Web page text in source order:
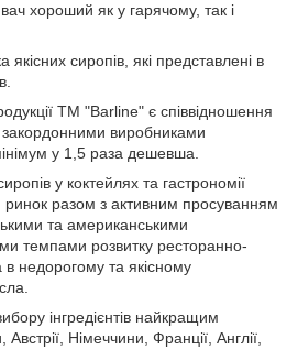
хороший як у гарячому, так і
сиропів, які представлені в
ТМ "Barline" є співвідношення
закордонними виробниками
у 1,5 раза дешевша.
у коктейлях та гастрономії
ринок разом з активним просуванням
та американськими
темпами розвитку ресторанно-
в недорогому та якісному
інгредієнтів найкращим
Німеччини, Франції, Англії,